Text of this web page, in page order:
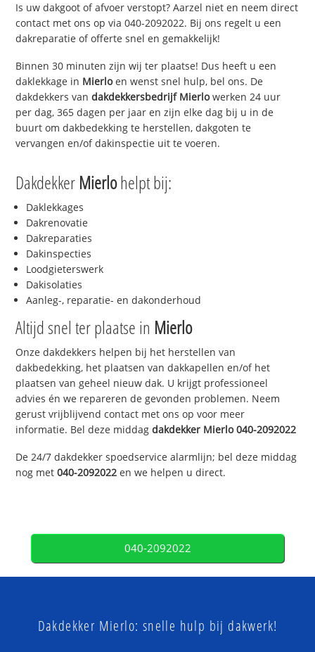
Is uw dakgoot of afvoer verstopt? Aarzel niet en neem direct
contact met ons op via 040-2092022. Bij ons regelt u een
dakreparatie of offerte snel en gemakkelijk!
Binnen 30 minuten zijn wij ter plaatse! Dus heeft u een
daklekkage in Mierloen wenst snel hulp, bel ons. De
dakdekkers vandakdekkersbedrijf Mierlo werken 24 uur
per dag, 365 dagen per jaar en zijn elke dag bij u in de
buurt om dakbedekking te herstellen, dakgoten te
vervangen en/of dakinspectie uit te voeren.
Dakdekker Mierlohelpt bij:
Daklekkages
Dakrenovatie
Dakreparaties
Dakinspecties
Loodgieterswerk
Dakisolaties
Aanleg-, reparatie- en dakonderhoud
Altijd snel ter plaatse in Mierlo
Onze dakdekkers helpen bij het herstellen van
dakbedekking, het plaatsen van dakkapellen en/of het
plaatsen van geheel nieuw dak. U krijgt professioneel
advies én we repareren de gevonden problemen. Neem
gerust vrijblijvend contact met ons op voor meer
informatie. Bel deze middagdakdekker Mierlo040-2092022
De 24/7 dakdekker spoedservice alarmlijn; bel deze middag
nog met040-2092022 en we helpen u direct.
040-2092022
Dakdekker Mierlo: snelle hulp bij dakwerk!